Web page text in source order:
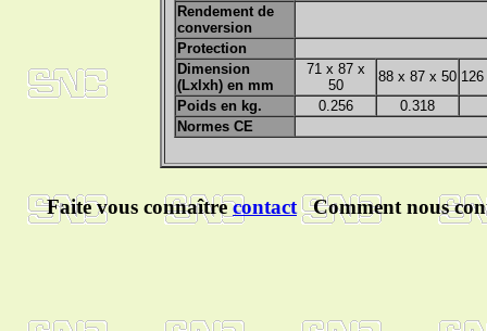
Rendement de
conversion
Protection
Dimension
(Lxlxh) en mm
71 x 87 x
50
88 x 87 x 50
Poids en kg.
0.256 0.318
Normes CE
Faite vous connaîtrecontactComment nous